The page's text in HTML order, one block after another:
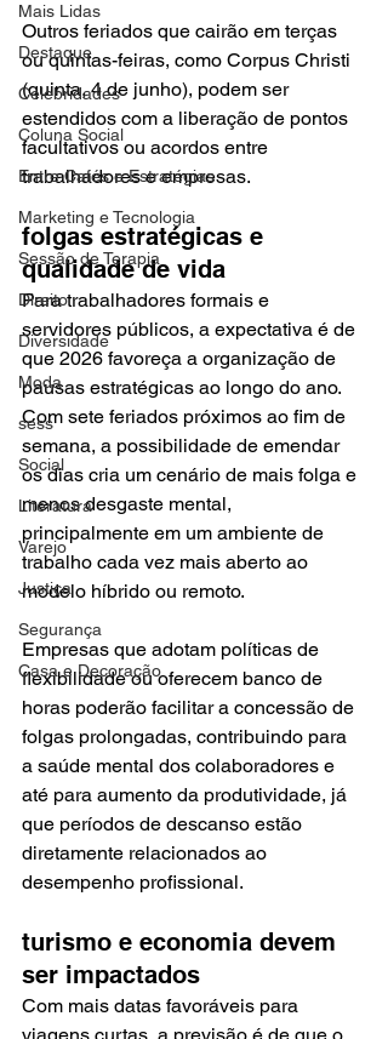
Mais Lidas
Destaque
Celebridades
Coluna Social
Entre Cafés e Estratégias
Marketing e Tecnologia
Sessão de Terapia
Direito
Diversidade
Moda
sess
Social
Literatura
Varejo
Justiça
Segurança
Casa e Decoração
Outros feriados que cairão em terças
ou quintas-feiras, como Corpus Christi
(quinta, 4 de junho), podem ser
estendidos com a liberação de pontos
facultativos ou acordos entre
trabalhadores e empresas.
folgas estratégicas e
qualidade de vida
Para trabalhadores formais e
servidores públicos, a expectativa é de
que 2026 favoreça a organização de
pausas estratégicas ao longo do ano.
Com sete feriados próximos ao fim de
semana, a possibilidade de emendar
os dias cria um cenário de mais folga e
menos desgaste mental,
principalmente em um ambiente de
trabalho cada vez mais aberto ao
modelo híbrido ou remoto.
Empresas que adotam políticas de
flexibilidade ou oferecem banco de
horas poderão facilitar a concessão de
folgas prolongadas, contribuindo para
a saúde mental dos colaboradores e
até para aumento da produtividade, já
que períodos de descanso estão
diretamente relacionados ao
desempenho profissional.
turismo e economia devem
ser impactados
Com mais datas favoráveis para
viagens curtas, a previsão é de que o